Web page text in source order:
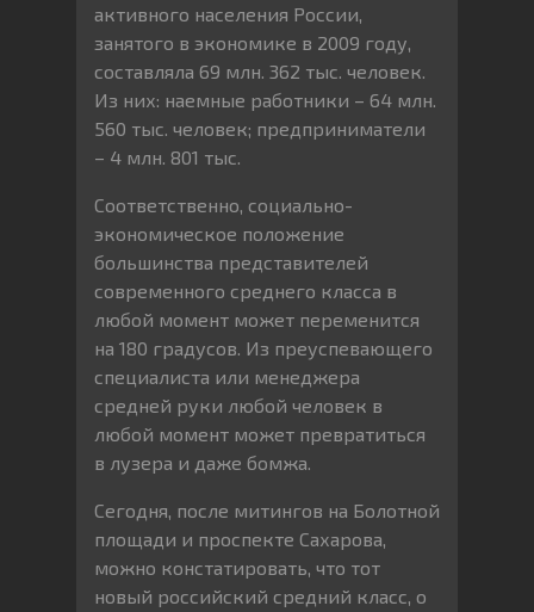
активного населения России,
занятого в экономике в 2009 году,
составляла 69 млн. 362 тыс. человек.
Из них: наемные работники – 64 млн.
560 тыс. человек; предприниматели
– 4 млн. 801 тыс.
Соответственно, социально-
экономическое положение
большинства представителей
современного среднего класса в
любой момент может переменится
на 180 градусов. Из преуспевающего
специалиста или менеджера
средней руки любой человек в
любой момент может превратиться
в лузера и даже бомжа.
Сегодня, после митингов на Болотной
площади и проспекте Сахарова,
можно констатировать, что тот
новый российский средний класс, о